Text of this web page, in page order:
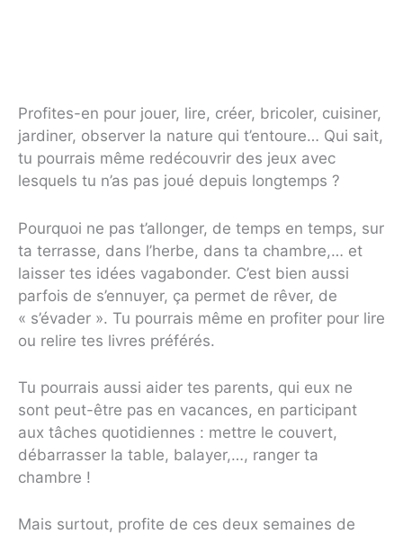
Profites-en pour jouer, lire, créer, bricoler, cuisiner,
jardiner, observer la nature qui t’entoure… Qui sait,
tu pourrais même redécouvrir des jeux avec
lesquels tu n’as pas joué depuis longtemps ?
Pourquoi ne pas t’allonger, de temps en temps, sur
ta terrasse, dans l’herbe, dans ta chambre,… et
laisser tes idées vagabonder. C’est bien aussi
parfois de s’ennuyer, ça permet de rêver, de
« s’évader ». Tu pourrais même en profiter pour lire
ou relire tes livres préférés.
Tu pourrais aussi aider tes parents, qui eux ne
sont peut-être pas en vacances, en participant
aux tâches quotidiennes : mettre le couvert,
débarrasser la table, balayer,…, ranger ta
chambre !
Mais surtout, profite de ces deux semaines de